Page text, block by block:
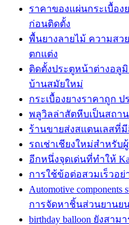
ราคาของแผ่นกระเบื้อ
ก่อนติดตั้ง
พื้นยางลายไม้ ความสว
ตกแต่ง
ติดตั้งประตูหน้าต่างอลู
บ้านสมัยใหม่
กระเบื้องยางราคาถูก
พลูวิลล่าสัตหีบเป็นสถ
ร้านขายส่งสแตนเลสที่
รถเช่าเชียงใหม่สำหรับ
อีกหนึ่งจุดเด่นที่ทำให้
การใช้ข้อต่อสวมเร็วอ
Automotive
การจัดหาชิ้นส่วนยานย
birthday balloon ยังสา